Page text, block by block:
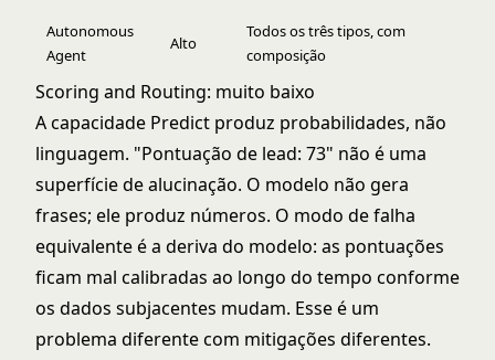
Autonomous
Agent
Alto
Todos os três tipos, com
composição
Scoring and Routing: muito baixo
A capacidade Predict produz probabilidades, não
linguagem. "Pontuação de lead: 73" não é uma
superfície de alucinação. O modelo não gera
frases; ele produz números. O modo de falha
equivalente é a deriva do modelo: as pontuações
ficam mal calibradas ao longo do tempo conforme
os dados subjacentes mudam. Esse é um
problema diferente com mitigações diferentes.